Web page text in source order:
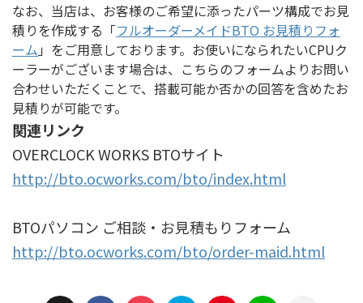
なお、当店は、お客様のご希望に添ったパーツ構成でお見
積りを作成する「フルオーダーメイドBTO お見積りフォ
ーム 」をご用意しております。お使いになられたいCPUク
ーラーがございます場合は、こちらのフォームよりお問い
合わせいただくことで、搭載可能か否かの回答を含めたお
見積りが可能です。
関連リンク
OVERCLOCK WORKS BTOサイト
http://bto.ocworks.com/bto/index.html
BTOパソコン ご相談・お見積もりフォーム
http://bto.ocworks.com/bto/order-maid.html